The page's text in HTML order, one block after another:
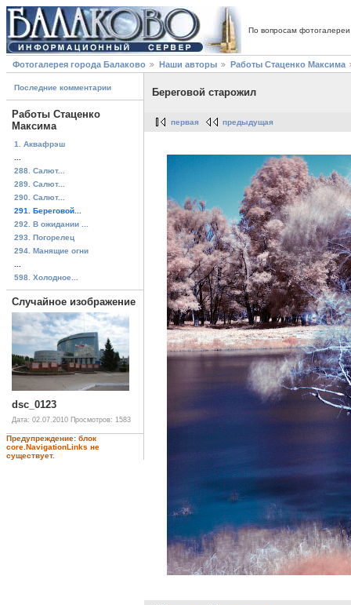
По вопросам
Фотогалерея города Балаково Наши авторы Работы Стаценко Максима
Последние комментарии
Работы Стаценко
Максима
1. Аквафрэш
288. Салют...
289. Салют...
290. Салют...
291. Береговой...
292. В ожидании ...
293. Погорелец
294. Манящие огни
598. Холодное...
Случайное изображение
dsc_0123
Дата: 02.07.2010 Просмотров: 1583
Предупреждение: блок
core.NavigationLinks не
существует.
Береговой старожил
первая предыдущая